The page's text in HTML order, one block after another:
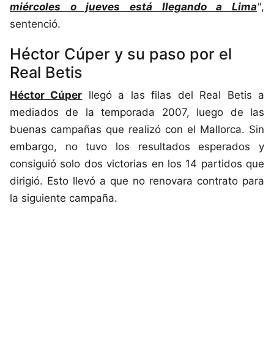
miércoles o jueves está llegando a Lima",
sentenció.
Héctor Cúper y su paso por el
Real Betis
Héctor Cúper llegó a las filas del Real Betis a
mediados de la temporada 2007, luego de las
buenas campañas que realizó con el Mallorca. Sin
embargo, no tuvo los resultados esperados y
consiguió solo dos victorias en los 14 partidos que
dirigió. Esto llevó a que no renovara contrato para
la siguiente campaña.